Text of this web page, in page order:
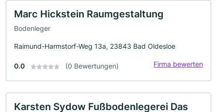
Marc Hickstein Raumgestaltung
Bodenleger
Raimund-Harmstorf-Weg 13a, 23843 Bad Oldesloe
0.0 (0 Bewertungen) Firma bewerten
Karsten Sydow Fußbodenlegerei Das